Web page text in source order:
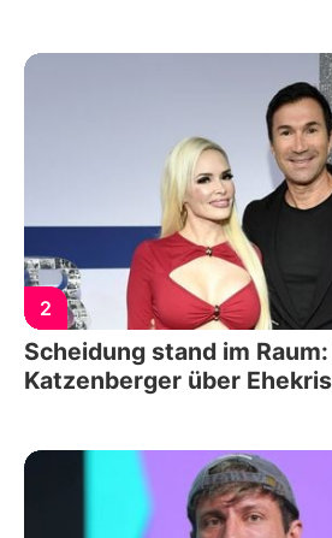
2
Scheidung stand im
Katzenberger über